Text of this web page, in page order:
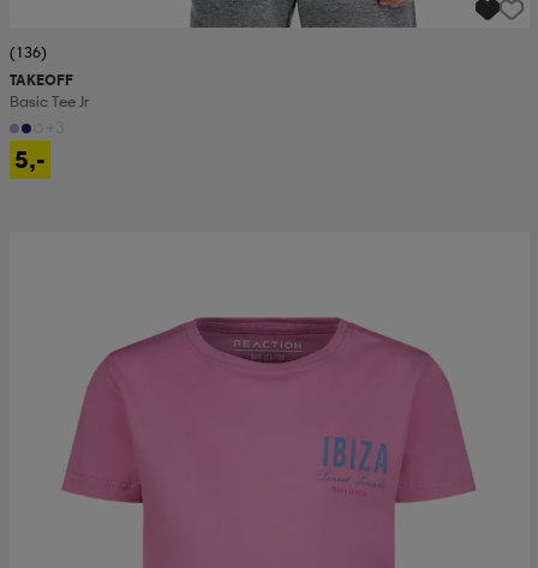
(136)
TAKEOFF
Basic Tee Jr
5,-